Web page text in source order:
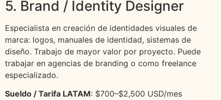
5. Brand / Identity Designer
Especialista en creación de identidades visuales de
marca: logos, manuales de identidad, sistemas de
diseño. Trabajo de mayor valor por proyecto. Puede
trabajar en agencias de branding o como freelance
especializado.
Sueldo / Tarifa LATAM: $700–$2,500 USD/mes